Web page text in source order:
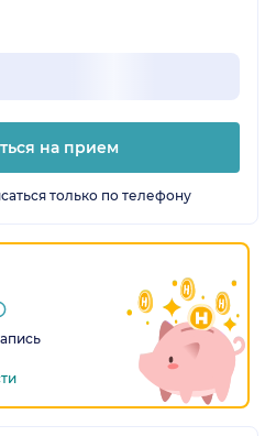
на прием
только по телефону